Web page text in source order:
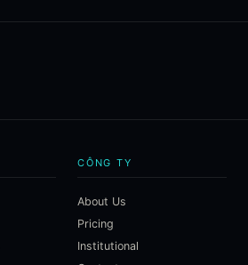
CÔNG TY
About Us
Pricing
Institutional